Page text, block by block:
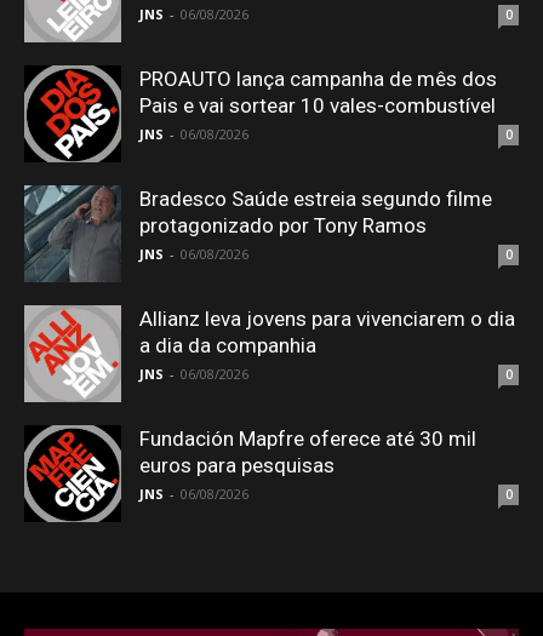
JNS - 06/08/2026 0
PROAUTO lança campanha de mês dos
Pais e vai sortear 10 vales-combustível
JNS - 06/08/2026 0
Bradesco Saúde estreia segundo filme
protagonizado por Tony Ramos
JNS - 06/08/2026 0
Allianz leva jovens para vivenciarem o dia
a dia da companhia
JNS - 06/08/2026 0
Fundación Mapfre oferece até 30 mil
euros para pesquisas
JNS - 06/08/2026 0